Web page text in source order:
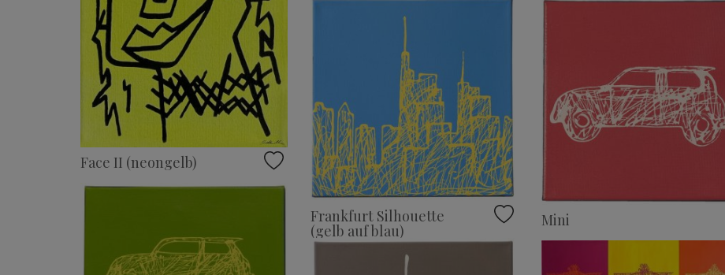
Face II (neongelb)
Frankfurt Silhouette
(gelb auf blau)
Mini